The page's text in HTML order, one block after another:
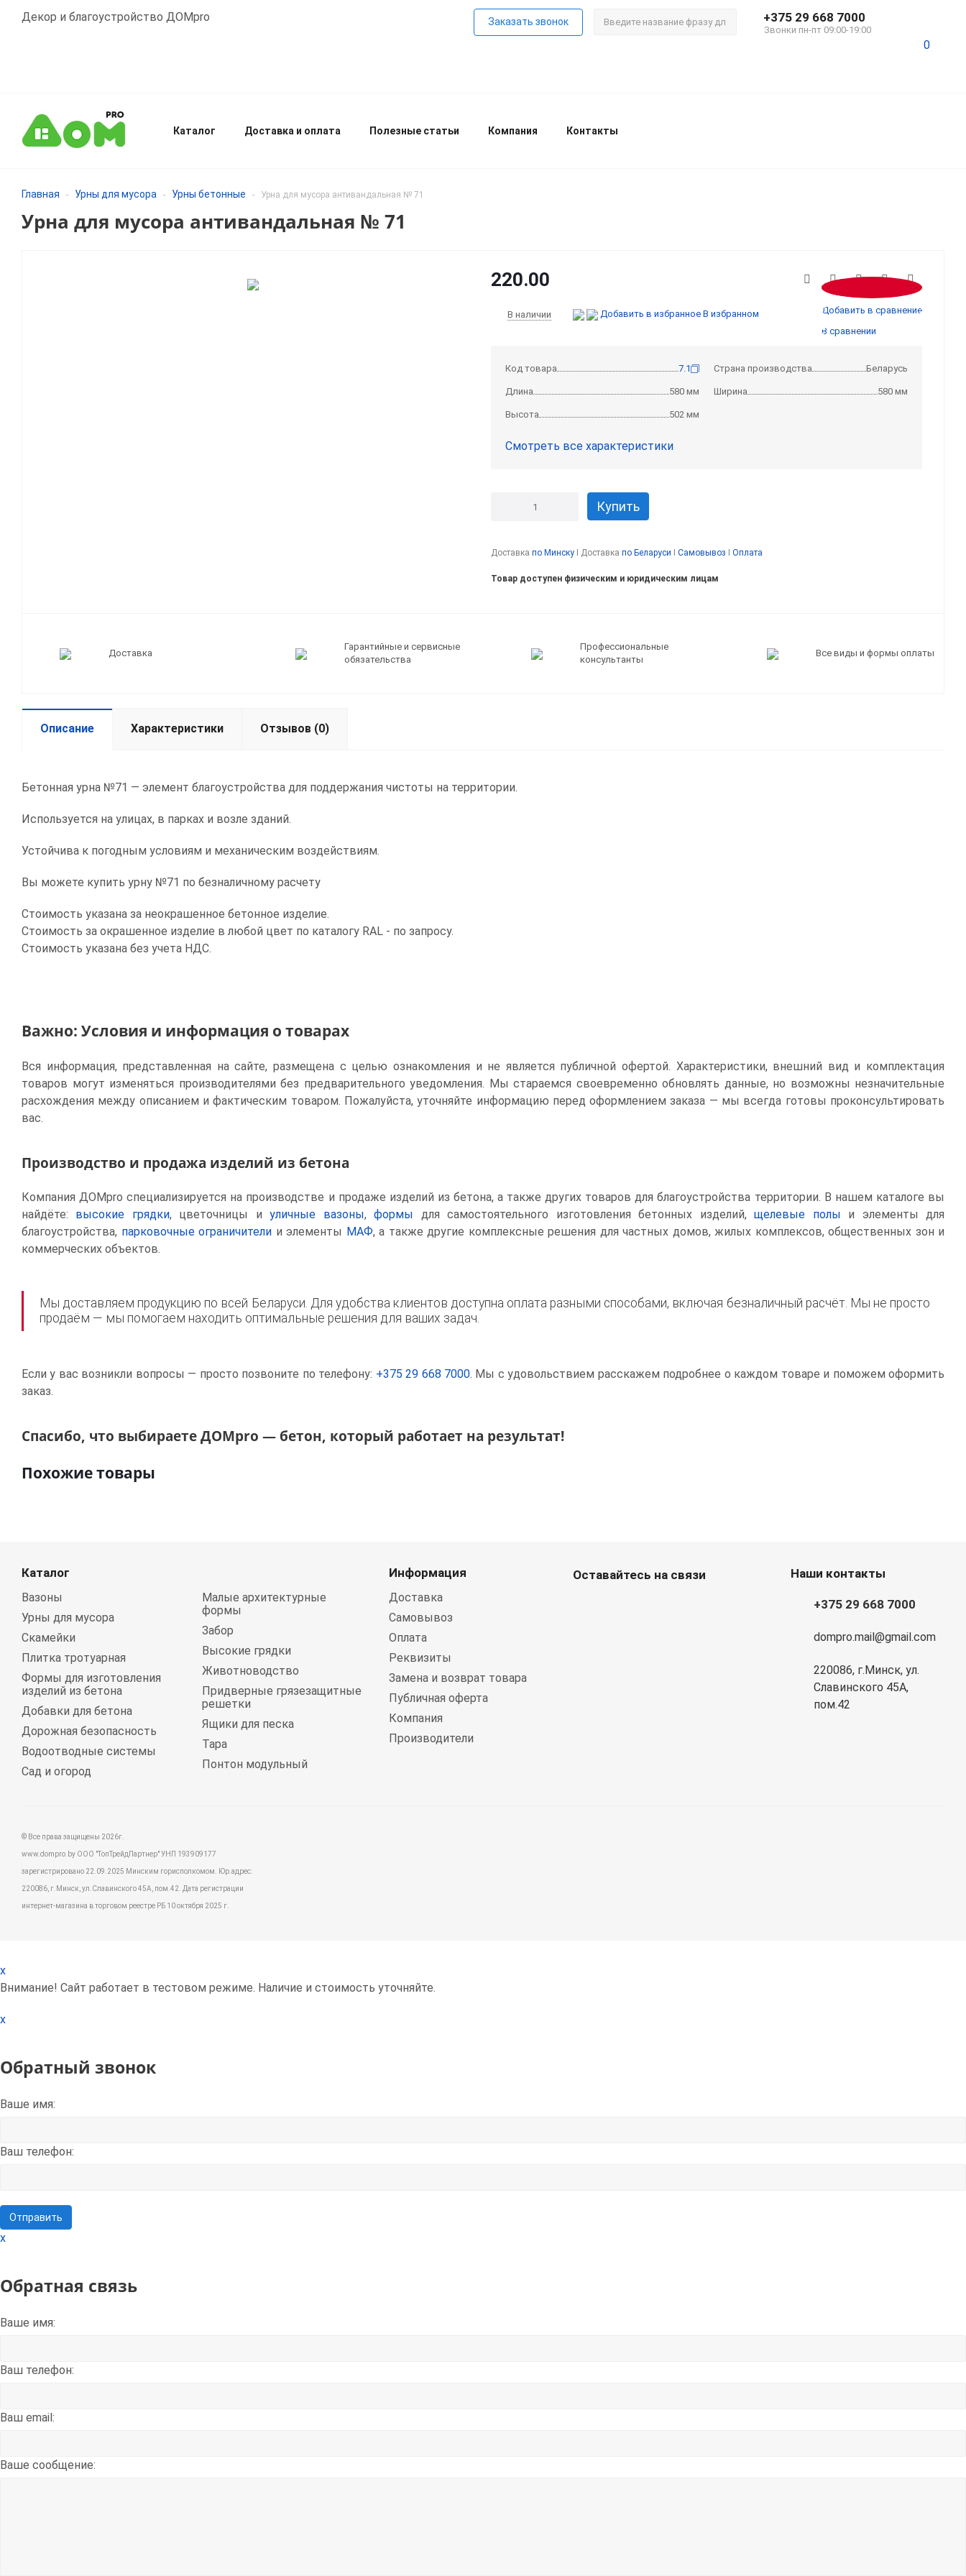
Декор и благоустройство ДОМpro
0
+375 29 668 7000
Звонки пн-пт 09:00-19:00
Заказать звонок
Каталог Доставка и оплата Полезные статьи Компания Контакты
Главная - Урны для мусора - Урны бетонные - Урна для мусора антивандальная № 71
Урна для мусора антивандальная № 71
220.00
В наличии Добавить в избранное В избранном
Добавить в сравнение
В сравнении
Код товара 7.1 Страна производства Беларусь
Длина 580 мм Ширина 580 мм
Высота 502 мм
Смотреть все характеристики
Купить
Доставка по Минску I Доставка по Беларуси Самовывоз Оплата
Товар доступен физическим и юридическим лицам
Доставка
Гарантийные и сервисные
обязательства
Профессиональные
консультанты
Все виды и формы оплаты
Описание Характеристики Отзывов (0)
Бетонная урна №71 — элемент благоустройства для поддержания чистоты на территории.
Используется на улицах, в парках и возле зданий.
Устойчива к погодным условиям и механическим воздействиям.
Вы можете купить урну №71 по безналичному расчету
Стоимость указана за неокрашенное бетонное изделие.
Стоимость за окрашенное изделие в любой цвет по каталогу RAL - по запросу.
Стоимость указана без учета НДС.
Важно: Условия и информация о товарах
Вся информация, представленная на сайте, размещена с целью ознакомления и не является публичной офертой. Характеристики, внешний вид и комплектация
товаров могут изменяться производителями без предварительного уведомления. Мы стараемся своевременно обновлять данные, но возможны незначительные
расхождения между описанием и фактическим товаром. Пожалуйста, уточняйте информацию перед оформлением заказа — мы всегда готовы проконсультировать
вас.
Производство и продажа изделий из бетона
Компания ДОМpro специализируется на производстве и продаже изделий из бетона, а также других товаров для благоустройства территории. В нашем каталоге вы
найдёте: высокие грядки, цветочницы иуличные вазоны,формы для самостоятельного изготовления бетонных изделий,щелевые полы и элементы для
благоустройства, парковочные ограничители и элементы МАФ, а также другие комплексные решения для частных домов, жилых комплексов, общественных зон и
коммерческих объектов.
Мы доставляем продукцию по всей Беларуси. Для удобства клиентов доступна оплата разными способами, включая безналичный расчёт. Мы не просто
продаём — мы помогаем находить оптимальные решения для ваших задач.
Если у вас возникли вопросы — просто позвоните по телефону: +375 29 668 7000. Мы с удовольствием расскажем подробнее о каждом товаре и поможем оформить
заказ.
Спасибо, что выбираете ДОМpro — бетон, который работает на результат!
Похожие товары
Каталог
Вазоны
Урны для мусора
Скамейки
Плитка тротуарная
Формы для изготовления
изделий из бетона
Добавки для бетона
Дорожная безопасность
Водоотводные системы
Сад и огород
Малые архитектурные
формы
Забор
Высокие грядки
Животноводство
Придверные грязезащитные
решетки
Ящики для песка
Тара
Понтон модульный
Информация
Доставка
Самовывоз
Оплата
Реквизиты
Замена и возврат товара
Публичная оферта
Компания
Производители
Оставайтесь на связи Наши контакты
+375 29 668 7000
dompro.mail@gmail.com
220086, г.Минск, ул.
Славинского 45А,
пом.42
© Все права защищены 2026г.
www.dompro.by ООО "ТопТрейдПартнер" УНП 193909177
зарегистрировано 22.09.2025 Минским горисполкомом. Юр.адрес:
220086, г.Минск, ул.Славинского 45А, пом.42. Дата регистрации
интернет-магазина в торговом реестре РБ 10 октября 2025 г.
x
Внимание! Сайт работает в тестовом режиме. Наличие и стоимость уточняйте.
x
Обратный звонок
Ваше имя:
Ваш телефон:
x
Обратная связь
Ваше имя:
Ваш телефон:
Ваш email:
Вашe сообщение: